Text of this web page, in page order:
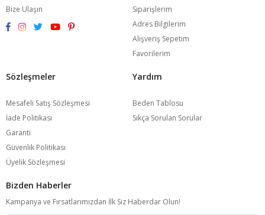
Bize Ulaşın
Siparişlerim
Adres Bilgilerim
Alışveriş Sepetim
Favorilerim
Sözleşmeler
Mesafeli Satış Sözleşmesi
İade Politikası
Garanti
Güvenlik Politikası
Üyelik Sözleşmesi
Yardım
Beden Tablosu
Sıkça Sorulan Sorular
Bizden Haberler
Kampanya ve Fırsatlarımızdan İlk Siz Haberdar Olun!